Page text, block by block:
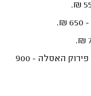
מחיר החלפת ברך אסלה כולל פירוק האסלה - 900